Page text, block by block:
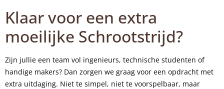
Klaar voor een extra
moeilijke Schrootstrijd?
Zijn jullie een team vol ingenieurs, technische studenten of
handige makers? Dan zorgen we graag voor een opdracht met
extra uitdaging. Niet te simpel, niet te voorspelbaar, maar